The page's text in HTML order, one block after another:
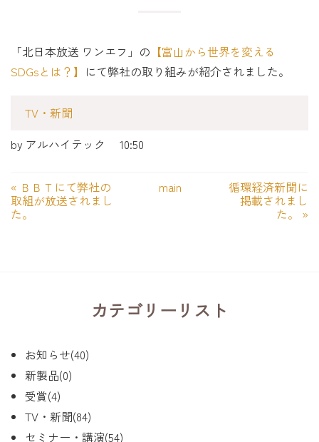
「北日本放送 ワンエフ」の 【富山から世界を変える
SDGsとは？】 にて弊社の取り組みが紹介されました。
TV・新聞
by アルハイテック 10:50
« ＢＢＴにて弊社の
取組が放送されまし
た。
main 循環経済新聞に
掲載されまし
た。 »
カテゴリーリスト
お知らせ(40)
新製品(0)
受賞(4)
TV・新聞(84)
セミナー・講演(54)